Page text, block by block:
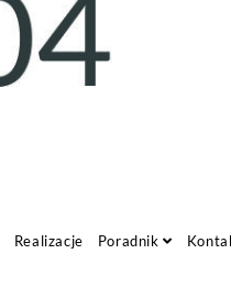
Realizacje Poradnik